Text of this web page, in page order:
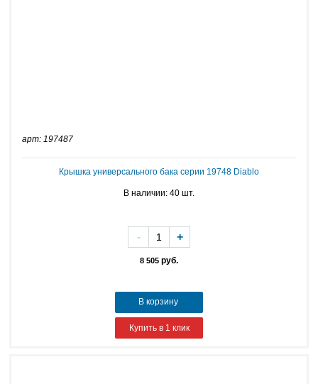
арт: 197487
Крышка универсального бака серии 19748 Diablo
В наличии: 40 шт.
8 505 руб.
- +
В корзину
Купить в 1 клик